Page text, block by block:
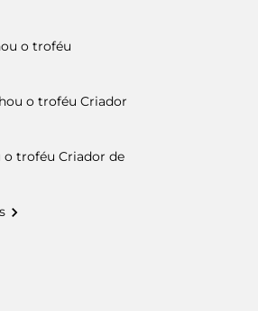
o troféu
o troféu Criador
o troféu Criador de